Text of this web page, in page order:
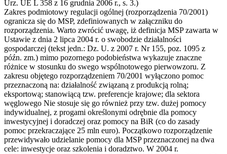
Urz. UE L 358 z 16 grudnia 2006 r., s. 3.)
Zakres podmiotowy regulacji ogólnej (rozporządzenia 70/2001)
ogranicza się do MSP, zdefiniowanych w załączniku do
rozporządzenia. Warto zwrócić uwagę, iż definicja MSP zawarta w
Ustawie z dnia 2 lipca 2004 r. o swobodzie działalności
gospodarczej (tekst jedn.: Dz. U. z 2007 r. Nr 155, poz. 1095 z
późn. zm.) mimo pozornego podobieństwa wykazuje znaczne
różnice w stosunku do swego wspólnotowego pierwowzoru. Z
zakresu objętego rozporządzeniem 70/2001 wyłączono pomoc
przeznaczoną na: działalność związaną z produkcją rolną;
eksportową; stanowiącą tzw. preferencje krajowe; dla sektora
węglowego Nie stosuje się go również przy tzw. dużej pomocy
indywidualnej, z progami określonymi odrębnie dla pomocy
inwestycyjnej i doradczej oraz pomocy na BiR (co do zasady
pomoc przekraczające 25 mln euro). Początkowo rozporządzenie
przewidywało udzielanie pomocy dla MSP przeznaczonej na dwa
cele: inwestycje oraz szkolenia i doradztwo. W 2004 r.